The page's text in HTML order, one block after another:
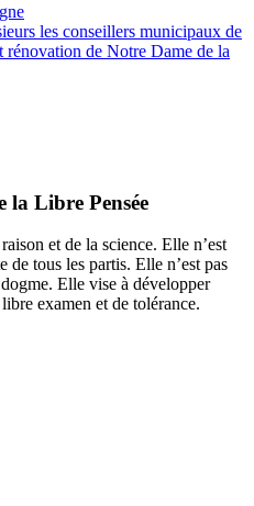
les conseillers municipaux de
de Notre Dame de la
la Libre Pensée
et de la science. Elle n’est
de tous les partis. Elle n’est pas
Elle vise à développer
examen et de tolérance.